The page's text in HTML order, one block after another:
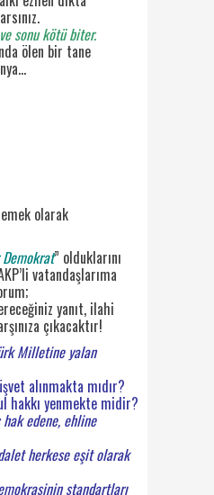
sonu kötü biter.
ölen bir tane
olarak
” olduklarını
vatandaşlarıma
yanıt, ilahi
çıkacaktır!
Milletine yalan
alınmakta mıdır?
hakkı yenmekte midir?
edene, ehline
herkese eşit olarak
standartları